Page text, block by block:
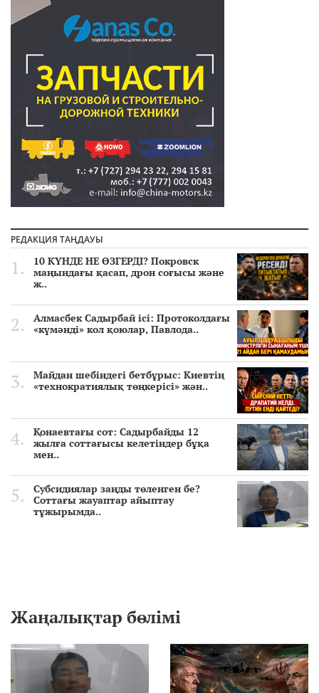
РЕДАКЦИЯ ТАҢДАУЫ
10 КҮНДЕ НЕ ӨЗГЕРДІ? Покровск
маңындағы қасап, дрон соғысы және
ж..
Алмасбек Садырбай ісі: Протоколдағы
«күмәнді» кол қоюлар, Павлода..
Майдан шебіндегі бетбұрыс: Киевтің
«технократиялық төңкерісі» жән..
Қонаевтағы сот: Садырбайды 12
жылға соттағысы келетіндер бұқа
мен..
Субсидиялар заңды төленген бе?
Соттағы жауаптар айыптау
тұжырымда..
Жаңалықтар бөлімі